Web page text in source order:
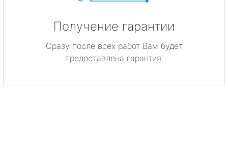
Получение гарантии
Сразу после всех работ Вам будет
предоставлена гарантия.